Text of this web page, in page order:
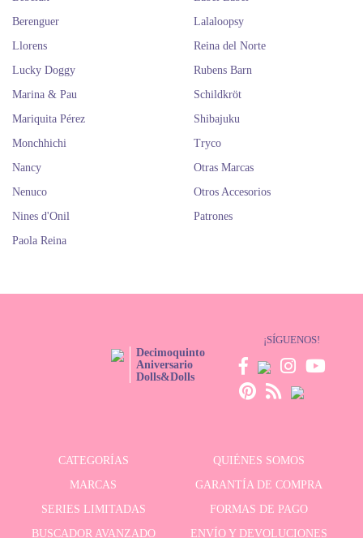
Berenguer
Lalaloopsy
Llorens
Lucky Doggy
Marina & Pau
Mariquita Pérez
Monchhichi
Nancy
Nenuco
Nines d'Onil
Paola Reina
Reina del Norte
Rubens Barn
Schildkröt
Shibajuku
Tryco
Otras Marcas
Otros Accesorios
Patrones
Decimoquinto
Aniversario
Dolls&Dolls
¡SÍGUENOS!
CATEGORÍAS
QUIÉNES SOMOS
MARCAS
GARANTÍA DE COMPRA
SERIES LIMITADAS
FORMAS DE PAGO
BUSCADOR AVANZADO
ENVÍO Y DEVOLUCIONES